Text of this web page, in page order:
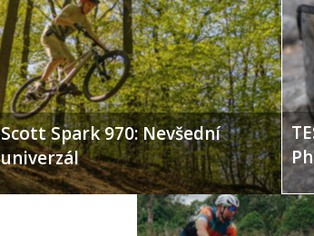
Scott Spark 970: Nevšední
univerzál